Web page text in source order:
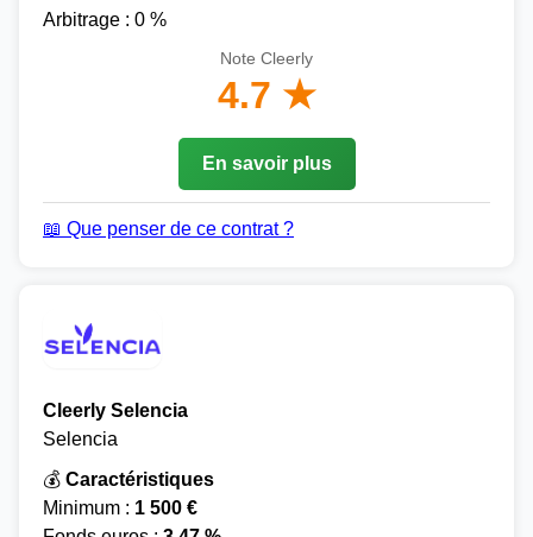
Arbitrage : 0 %
Note Cleerly
4.7 ★
En savoir plus
📖 Que penser de ce contrat ?
Cleerly Selencia
Selencia
💰 Caractéristiques
Minimum : 1 500 €